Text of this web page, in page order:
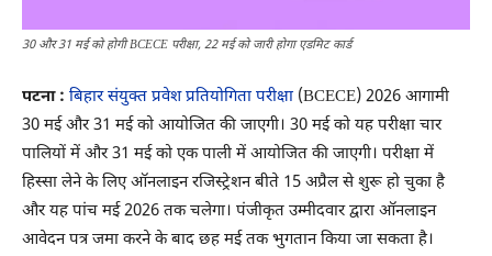
30 और 31 मई को होगी BCECE परीक्षा, 22 मई को जारी होगा एडमिट कार्ड
पटना : बिहार संयुक्त प्रवेश प्रतियोगिता परीक्षा(BCECE) 2026 आगामी
30 मई और 31 मई को आयोजित की जाएगी। 30 मई को यह परीक्षा चार
पालियों में और 31 मई को एक पाली में आयोजित की जाएगी। परीक्षा में
हिस्सा लेने के लिए ऑनलाइन रजिस्ट्रेशन बीते 15 अप्रैल से शुरू हो चुका है
और यह पांच मई 2026 तक चलेगा। पंजीकृत उम्मीदवार द्वारा ऑनलाइन
आवेदन पत्र जमा करने के बाद छह मई तक भुगतान किया जा सकता है।